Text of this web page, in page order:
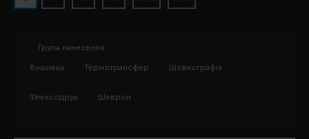
Група нанесення
Вишивка Термотрансфер Шовкографія
Флексодрук Шеврон